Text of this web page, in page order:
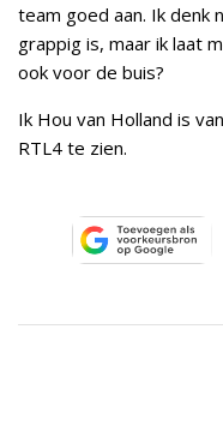
team goed aan. Ik denk
grappig is, maar ik laat
ook voor de buis?
Ik Hou van Holland is
RTL4 te zien.